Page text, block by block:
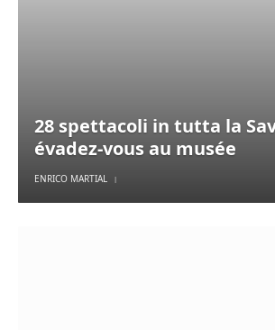
28 spettacoli in tutta la
évadez-vous au musée
ENRICO MARTIAL